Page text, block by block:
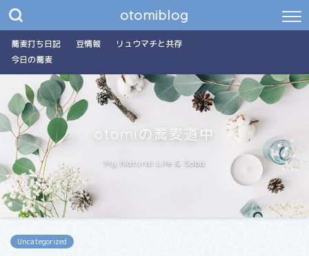
otomiblog
蕎麦打ち日記
今日の蕎麦
豆情報 リュウマチと共存
otomiの蕎麦道中
My Natural Life & Soba
Uncategorized